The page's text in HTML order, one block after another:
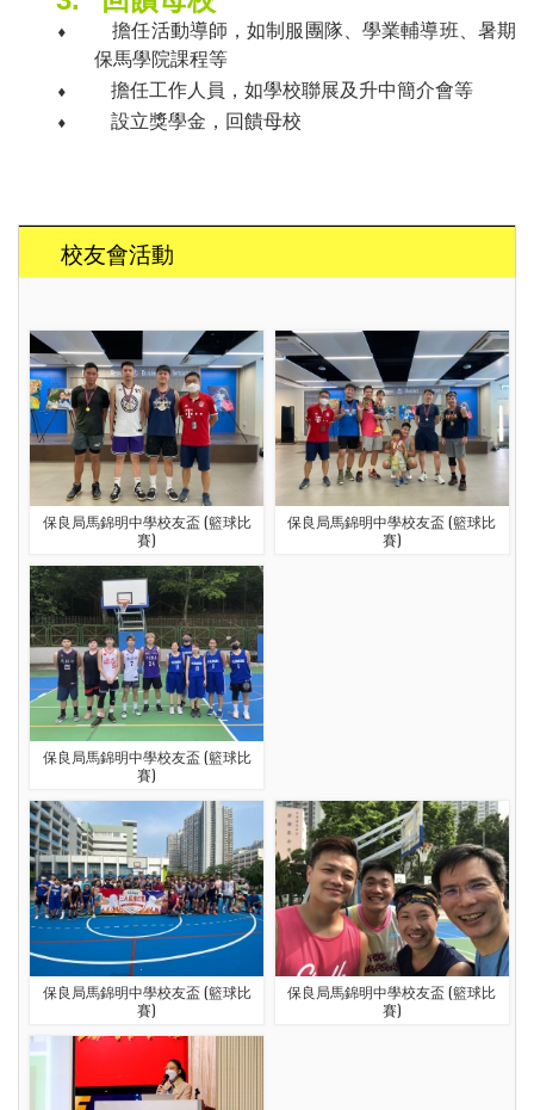
⬧
擔任活動導師，如制服團隊、學業輔導班、暑期
保馬學院課程等
⬧ 擔任工作人員，如學校聯展及升中簡介會等
⬧ 設立獎學金，回饋母校
校友會活動
保良局馬錦明中學校友盃 (籃球比
賽)
保良局馬錦明中學校友盃 (籃球比
賽)
保良局馬錦明中學校友盃 (籃球比
賽)
保良局馬錦明中學校友盃 (籃球比
賽)
保良局馬錦明中學校友盃 (籃球比
賽)